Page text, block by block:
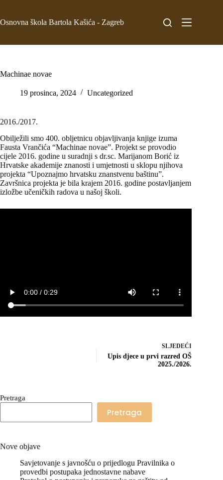
Osnovna škola Bartola Kašića - Zagreb
Machinae novae
19 prosinca, 2024 Uncategorized
2016./2017.
Obilježili smo 400. obljetnicu objavljivanja knjige izuma
Fausta Vrančića “Machinae novae”. Projekt se provodio
cijele 2016. godine u suradnji s dr.sc. Marijanom Borić iz
Hrvatske akademije znanosti i umjetnosti u sklopu njihova
projekta “Upoznajmo hrvatsku znanstvenu baštinu”.
Završnica projekta je bila krajem 2016. godine postavljanjem
izložbe učeničkih radova u našoj školi.
SLJEDEĆI
Upis djece u prvi razred OŠ
2025./2026.
Pretraga
Pretraga
Nove objave
Savjetovanje s javnošću o prijedlogu Pravilnika o
provedbi postupaka jednostavne nabave